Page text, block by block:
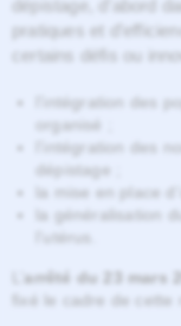
dépistage, d’abord
pratiques et
certains défis ou
l’intégration des
organisé ;
l’intégration des
dépistage ;
la mise en place
la généralisation
l’utérus.
arrêté du 23 mars
fixé le cadre de cette